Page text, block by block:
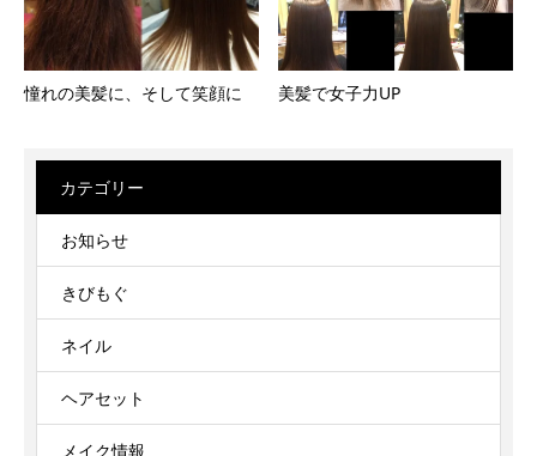
憧れの美髪に、そして笑顔に 美髪で女子力UP
カテゴリー
お知らせ
きびもぐ
ネイル
ヘアセット
メイク情報